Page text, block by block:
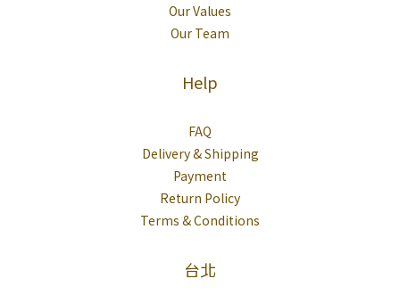
Our Values
Our Team
Help
FAQ
Delivery & Shipping
Payment
Return Policy
Terms & Conditions
台北